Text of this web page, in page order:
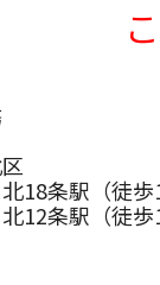
エリア
りません。
18条駅（徒歩
12条駅（徒歩